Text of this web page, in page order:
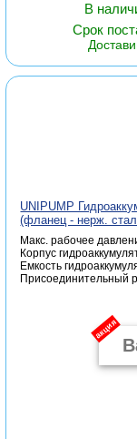
В
Срок
UNIPUMP
(фланец - нерж.
Макс. рабочее
Корпус
Емкость
Присоединительный
акция